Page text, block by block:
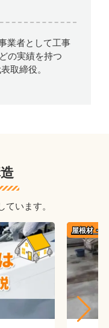
業者として工事
の実績を持つ
取締役。
ています。
屋根材・